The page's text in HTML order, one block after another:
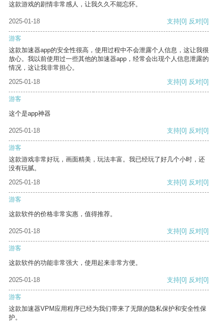
这款游戏的剧情非常感人，让我久久不能忘怀。
2025-01-18 支持[0] 反对[0]
游客
这款加速器app的安全性很高，使用过程中不会泄露个人信息，这让我很
放心。我以前使用过一些其他的加速器app，经常会出现个人信息泄露的
情况，这让我非常担心。
2025-01-18
支持[0] 反对[0]
游客
这个是app神器
2025-01-18 支持[0] 反对[0]
游客
这款游戏非常好玩，画面精美，玩法丰富。我已经玩了好几个小时，还
没有玩腻。
2025-01-18
支持[0] 反对[0]
游客
这款软件的价格非常实惠，值得推荐。
2025-01-18 支持[0] 反对[0]
游客
这款软件的功能非常强大，使用起来非常方便。
2025-01-18 支持[0] 反对[0]
游客
这款加速器VPM应用程序已经为我们带来了无限的隐私保护和安全性保
护。